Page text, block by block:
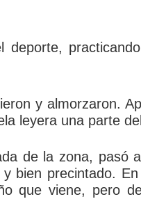
deporte,
y almorzaron.
leyera una parte
de la zona, pasó
bien precintado.
que viene, pero